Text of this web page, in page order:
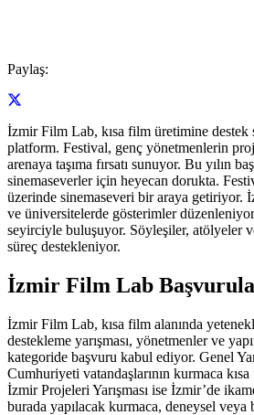
Paylaş:
İzmir Film Lab, kısa film üretimine destek
platform. Festival, genç yönetmenlerin
arenaya taşıma fırsatı sunuyor. Bu yılın
sinemaseverler için heyecan dorukta.
üzerinde sinemaseveri bir araya getiriyor.
ve üniversitelerde gösterimler
seyirciyle buluşuyor. Söyleşiler, atölyeler
süreç destekleniyor.
İzmir Film Lab
İzmir Film Lab, kısa film alanında
destekleme yarışması, yönetmenler ve
kategoride başvuru kabul ediyor. Genel
Cumhuriyeti vatandaşlarının kurmaca
İzmir Projeleri Yarışması ise İzmir’de
burada yapılacak kurmaca, deneysel veya